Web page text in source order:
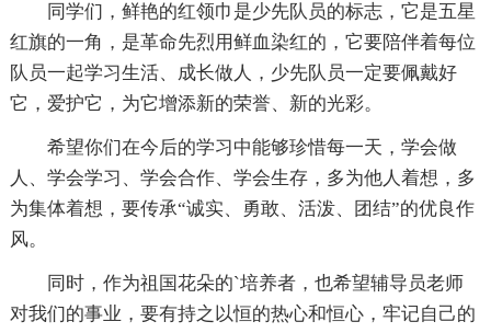
同学们，鲜艳的红领巾是少先队员的标志，它是五星
红旗的一角，是革命先烈用鲜血染红的，它要陪伴着每位
队员一起学习生活、成长做人，少先队员一定要佩戴好
它，爱护它，为它增添新的荣誉、新的光彩。
希望你们在今后的学习中能够珍惜每一天，学会做
人、学会学习、学会合作、学会生存，多为他人着想，多
为集体着想，要传承“诚实、勇敢、活泼、团结”的优良作
风。
同时，作为祖国花朵的`培养者，也希望辅导员老师
对我们的事业，要有持之以恒的热心和恒心，牢记自己的